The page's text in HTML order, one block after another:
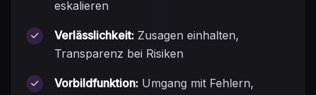
eskalieren
Verlässlichkeit: Zusagen einhalten,
Transparenz bei Risiken
Vorbildfunktion: Umgang mit Fehlern,